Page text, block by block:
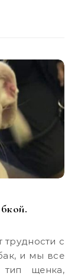
и мы все
тип щенка,